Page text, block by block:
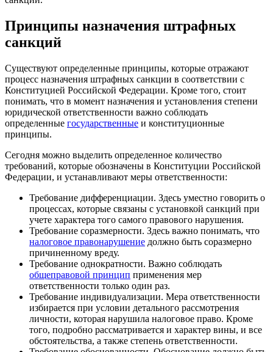
Принципы назначения штрафных
санкций
Существуют определенные принципы, которые отражают
процесс назначения штрафных санкции в соответствии с
Конституцией Российской Федерации. Кроме того, стоит
понимать, что в момент назначения и установления степени
юридической ответственности важно соблюдать
определенные государственные и конституционные
принципы.
Сегодня можно выделить определенное количество
требований, которые обозначены в Конституции Российской
Федерации, и устанавливают меры ответственности:
Требование дифференциации. Здесь уместно говорить о
процессах, которые связаны с установкой санкций при
учете характера того самого правового нарушения.
Требование соразмерности. Здесь важно понимать, что
налоговое правонарушение должно быть соразмерно
причиненному вреду.
Требование однократности. Важно соблюдать
общеправовой принцип применения мер
ответственности только один раз.
Требование индивидуализации. Мера ответственности
избирается при условии детального рассмотрения
личности, которая нарушила налоговое право. Кроме
того, подробно рассматривается и характер вины, и все
обстоятельства, а также степень ответственности.